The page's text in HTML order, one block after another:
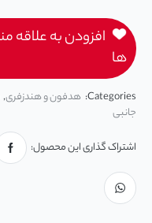
افزودن به علاقه
ها
Categories: هدفون و هندزفری,
جانبی
اشتراک گذاری این محصول: